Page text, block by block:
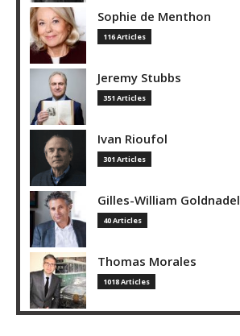
Sophie de Menthon
116 Articles
Jeremy Stubbs
351 Articles
Ivan Rioufol
301 Articles
Gilles-William Goldnadel
40 Articles
Thomas Morales
1018 Articles